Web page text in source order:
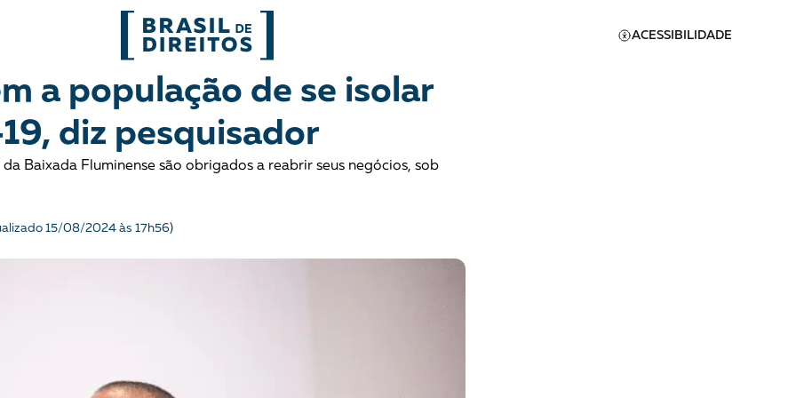
ACESSIBILIDADE
Migrações
Mulheres
Entrevista
a população de se isolar
diz pesquisador
Baixada Fluminense são obrigados a reabrir seus negócios, sob
15/08/2024 às 17h56)